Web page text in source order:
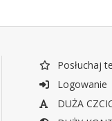
Posłuchaj
Logowanie
DUŻA